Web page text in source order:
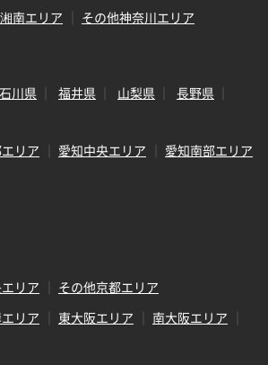
湘南エリア その他神奈川エリア
石川県 福井県 山梨県
長野県
リア 愛知中央エリア
愛知南部エリア
リア
その他京都エリア
リア 東大阪エリア
南大阪エリア